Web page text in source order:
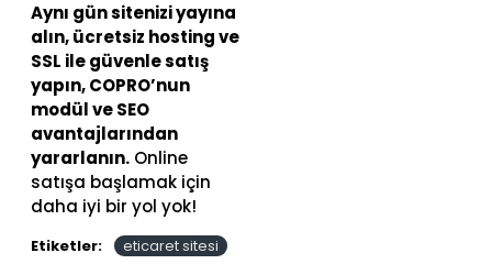
Aynı gün sitenizi yayına
alın, ücretsiz hosting ve
SSL ile güvenle satış
yapın, COPRO’nun
modül ve SEO
avantajlarından
yararlanın. Online
satışa başlamak için
daha iyi bir yol yok!
Etiketler:
eticaret sitesi